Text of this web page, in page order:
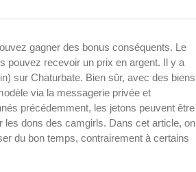
gagner des bonus conséquents. Le
pouvez recevoir un prix en argent. Il y a
sur Chaturbate. Bien sûr, avec des biens
via la messagerie privée et
précédemment, les jetons peuvent être
les dons des camgirls. Dans cet article, on
du bon temps, contrairement à certains